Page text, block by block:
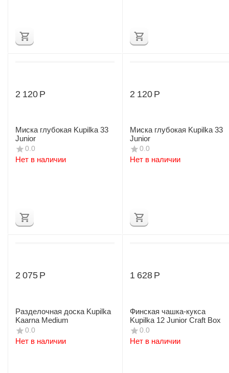
2 120 Р
Миска глубокая Kupilka 33
Junior
0.0
Нет в наличии
2 120 Р
Миска глубокая Kupilka 33
Junior
0.0
Нет в наличии
2 075 Р
Разделочная доска Kupilka
Kaarna Medium
0.0
Нет в наличии
1 628 Р
Финская чашка-кукса
Kupilka 12 Junior Craft Box
0.0
Нет в наличии